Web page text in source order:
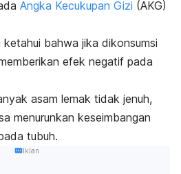
Angka Kecukupan Gizi (AKG)
bahwa jika dikonsumsi
efek negatif pada
asam lemak tidak jenuh,
menurunkan keseimbangan
tubuh.
Iklan